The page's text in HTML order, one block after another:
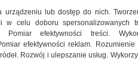
urządzeniu lub dostęp do nich.
w celu doboru spersonalizowanych
Pomiar efektywności treści.
efektywności reklam.
Rozwój i ulepszanie usług.